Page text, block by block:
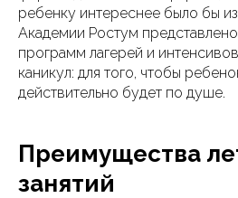
ребенку интереснее было бы
Академии Ростум
программ лагерей и
каникул: для того, чтобы
действительно будет по душе.
Преимущества
занятий